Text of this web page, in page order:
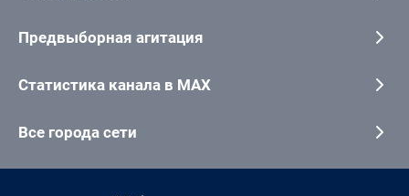
Предвыборная агитация
Статистика канала в MAX
Все города сети